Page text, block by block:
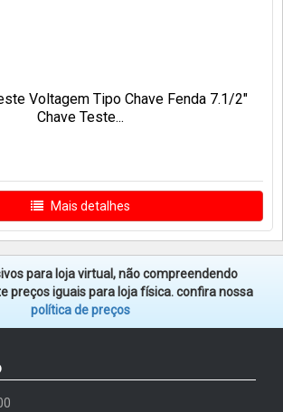
Voltagem Tipo Chave Fenda 7.1/2"
Chave Teste...
Mais detalhes
para loja virtual, não compreendendo
preços iguais para loja física. confira nossa
política de preços